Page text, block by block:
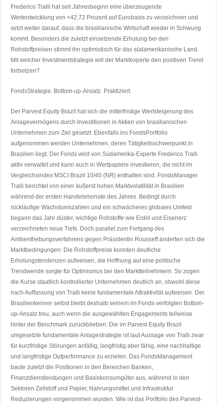
Frederico Tralli hat seit Jahresbeginn eine überzeugende
Wertentwicklung von +42,72 Prozent auf Eurobasis zu verzeichnen und
setzt weiter darauf, dass die brasilianische Wirtschaft wieder in Schwung
kommt. Besonders die zuletzt einsetzende Erholung bei den
Rohstoffpreisen stimmt ihn optimistisch für das südamerikanische Land.
Mit welcher Investmentstrategie will der Marktexperte den positiven Trend
fortsetzen?
FondsStrategie. Bottom-up-Ansatz. Praktiziert.
Der Parvest Equity Brazil hat sich die mittelfristige Wertsteigerung des
Anlagevermögens durch Investitionen in Aktien von brasilianischen
Unternehmen zum Ziel gesetzt. Ebenfalls ins FondsPortfolio
aufgenommen werden Unternehmen, deren Tätigkeitsschwerpunkt in
Brasilien liegt. Der Fonds wird von Südamerika-Experte Frederico Tralli
aktiv verwaltet und kann auch in Wertpapiere investieren, die nicht im
Vergleichsindex MSCI Brazil 10/40 (NR) enthalten sind. FondsManager
Tralli berichtet von einer äußerst hohen Marktvolatilität in Brasilien
während der ersten Handelsmonate des Jahres. Bedingt durch
rückläufige Wachstumszahlen und ein schwächeres globales Umfeld
begann das Jahr düster, wichtige Rohstoffe wie Erdöl und Eisenerz
verzeichneten neue Tiefs. Doch parallel zum Fortgang des
Amtsenthebungsverfahrens gegen Präsidentin Rousseff änderten sich die
Marktbedingungen: Die Rohstoffpreise konnten deutliche
Erholungstendenzen aufweisen, die Hoffnung auf eine politische
Trendwende sorgte für Optimismus bei den Marktteilnehmern. So zogen
die Kurse staatlich kontrollierter Unternehmen deutlich an, obwohl diese
nach Auffassung von Tralli keine fundamentale Attraktivität aufweisen. Der
Brasilienkenner selbst bleibt deshalb seinem im Fonds verfolgten Bottom-
up-Ansatz treu, auch wenn die ausgewählten Engagements teilweise
hinter der Benchmark zurückblieben. Die im Parvest Equity Brazil
umgesetzte fundamentale Anlagestrategie ist laut Aussage von Tralli zwar
für kurzfristige Störungen anfällig, langfristig aber fähig, eine nachhaltige
und langfristige Outperformance zu erzielen. Das FondsManagement
baute zuletzt die Positionen in den Bereichen Banken,
Finanzdienstleistungen und Basiskonsumgüter aus, während in den
Sektoren Zellstoff und Papier, Nahrungsmittel und Infrastruktur
Reduzierungen vorgenommen wurden. Wie ist das Portfolio des Parvest-